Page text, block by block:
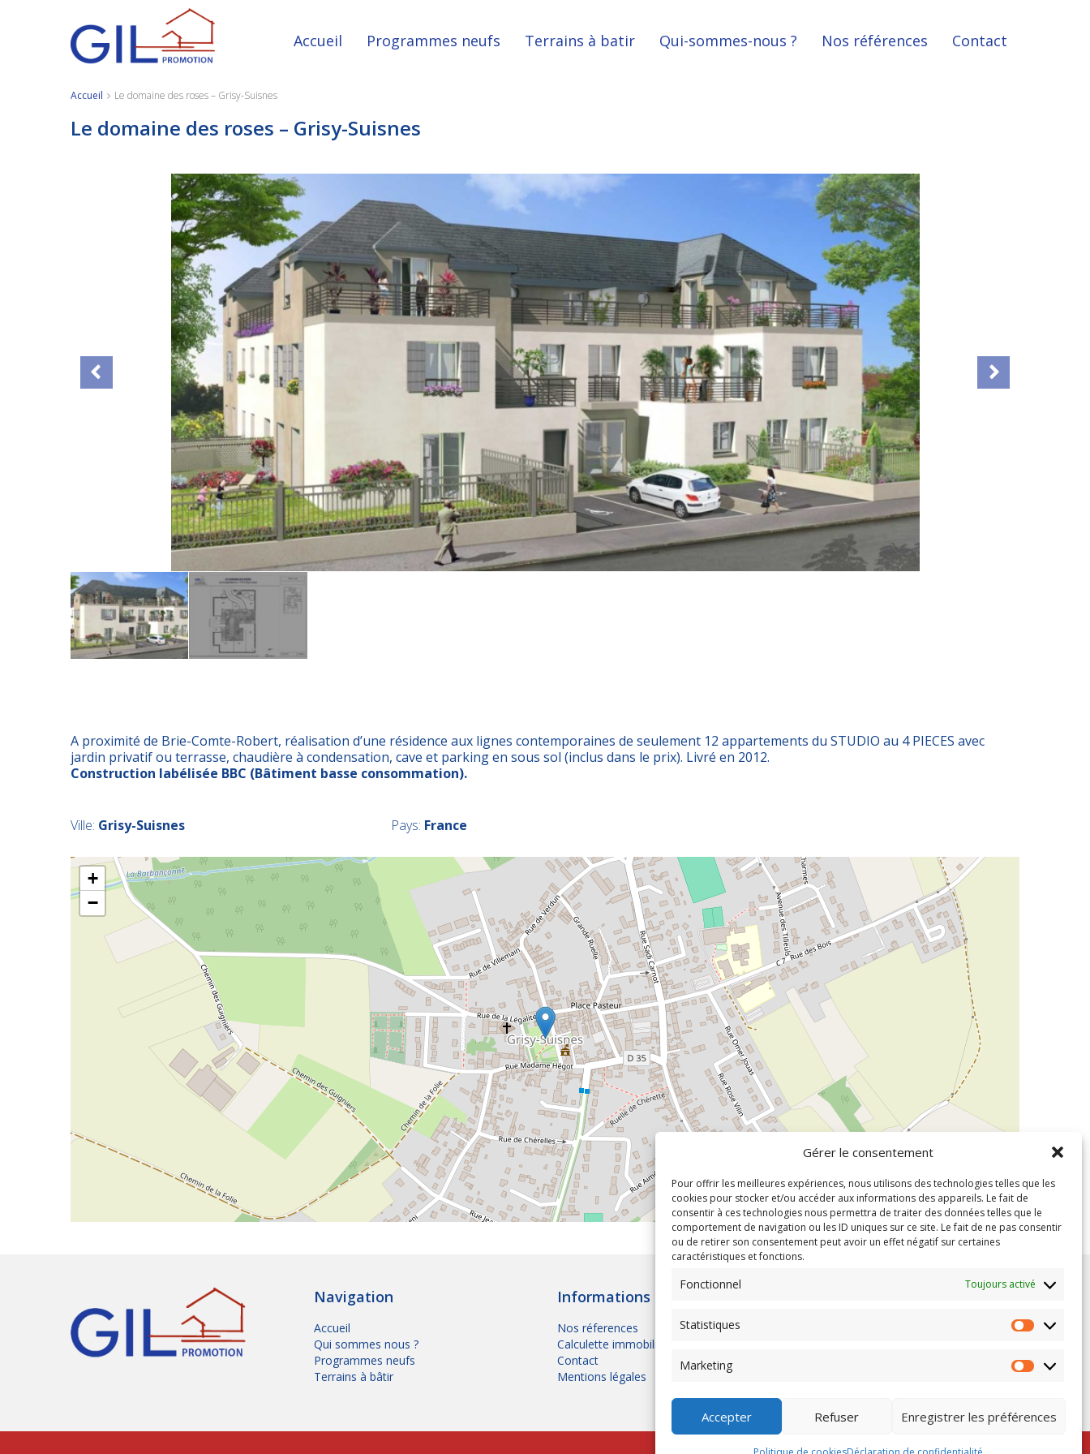
Gérer le consentement
Pour offrir les meilleures expériences, nous utilisons des technologies telles que les
cookies pour stocker et/ou accéder aux informations des appareils. Le fait de
consentir à ces technologies nous permettra de traiter des données telles que le
comportement de navigation ou les ID uniques sur ce site. Le fait de ne pas consentir
ou de retirer son consentement peut avoir un effet négatif sur certaines
caractéristiques et fonctions.
Fonctionnel Toujours activé
Statistiques
Marketing
Accepter Refuser Enregistrer les préférences
Accueil Programmes neufs Terrains à batir Qui-sommes-nous ? Nos références Contact
Accueil Le domaine des roses – Grisy-Suisnes
Le domaine des roses – Grisy-Suisnes
A proximité de Brie-Comte-Robert, réalisation d’une résidence aux lignes contemporaines de seulement 12 appartements du STUDIO au 4 PIECES avec
jardin privatif ou terrasse, chaudière à condensation, cave et parking en sous sol (inclus dans le prix). Livré en 2012.
Construction labélisée BBC (Bâtiment basse consommation).
Ville: Grisy-Suisnes Pays: France
+
−
Leaflet| ©OpenStreetMapcontributors
Navigation
Accueil
Qui sommes nous ?
Programmes neufs
Terrains à bâtir
Informations
Nos réferences
Calculette immobilière
Contact
Mentions légales
© GIL Promotion - Tous droits réservés